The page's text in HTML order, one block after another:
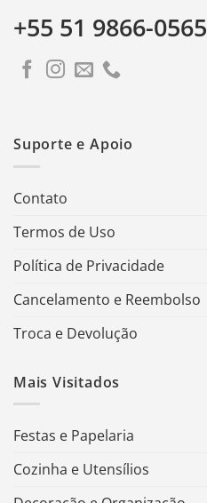
+55 51 9866-0565
Suporte e Apoio
Contato
Termos de Uso
Política de Privacidade
Cancelamento e Reembolso
Troca e Devolução
Mais Visitados
Festas e Papelaria
Cozinha e Utensílios